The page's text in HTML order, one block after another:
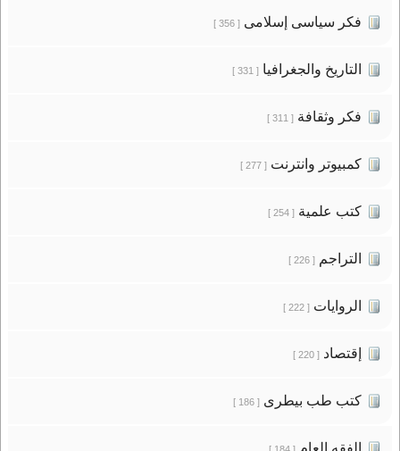
فكر سياسى إسلامى[ 356 ]
التاريخ والجغرافيا[ 331 ]
فكر وثقافة[ 311 ]
كمبيوتر وانترنت[ 277 ]
كتب علمية[ 254 ]
التراجم[ 226 ]
الروايات[ 222 ]
إقتصاد[ 220 ]
كتب طب بيطرى[ 186 ]
الفقه العام[ 184 ]